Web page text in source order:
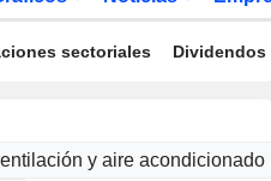
sectoriales